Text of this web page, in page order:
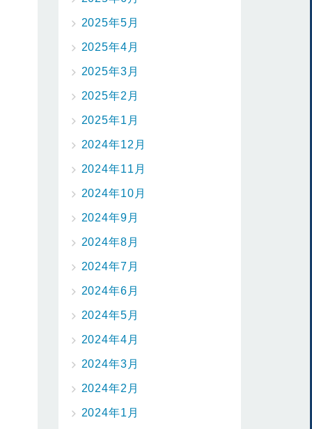
2025年5月
2025年4月
2025年3月
2025年2月
2025年1月
2024年12月
2024年11月
2024年10月
2024年9月
2024年8月
2024年7月
2024年6月
2024年5月
2024年4月
2024年3月
2024年2月
2024年1月